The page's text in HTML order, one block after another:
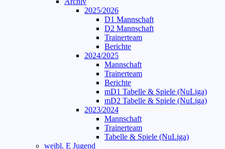
2025/2026
D1 Mannschaft
D2 Mannschaft
Trainerteam
Berichte
2024/2025
Mannschaft
Trainerteam
Berichte
mD1 Tabelle & Spiele (NuLiga)
mD2 Tabelle & Spiele (NuLiga)
2023/2024
Mannschaft
Trainerteam
Tabelle & Spiele (NuLiga)
weibl. E Jugend